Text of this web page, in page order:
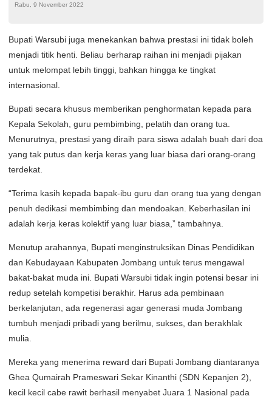
Aturan Perda Yang berlaku
Rabu, 9 November 2022
Bupati Warsubi juga menekankan bahwa prestasi ini tidak boleh
menjadi titik henti. Beliau berharap raihan ini menjadi pijakan
untuk melompat lebih tinggi, bahkan hingga ke tingkat
internasional.
Bupati secara khusus memberikan penghormatan kepada para
Kepala Sekolah, guru pembimbing, pelatih dan orang tua.
Menurutnya, prestasi yang diraih para siswa adalah buah dari doa
yang tak putus dan kerja keras yang luar biasa dari orang-orang
terdekat.
“Terima kasih kepada bapak-ibu guru dan orang tua yang dengan
penuh dedikasi membimbing dan mendoakan. Keberhasilan ini
adalah kerja keras kolektif yang luar biasa,” tambahnya.
Menutup arahannya, Bupati menginstruksikan Dinas Pendidikan
dan Kebudayaan Kabupaten Jombang untuk terus mengawal
bakat-bakat muda ini. Bupati Warsubi tidak ingin potensi besar ini
redup setelah kompetisi berakhir. Harus ada pembinaan
berkelanjutan, ada regenerasi agar generasi muda Jombang
tumbuh menjadi pribadi yang berilmu, sukses, dan berakhlak
mulia.
Mereka yang menerima reward dari Bupati Jombang diantaranya
Ghea Qumairah Prameswari Sekar Kinanthi (SDN Kepanjen 2),
kecil kecil cabe rawit berhasil menyabet Juara 1 Nasional pada